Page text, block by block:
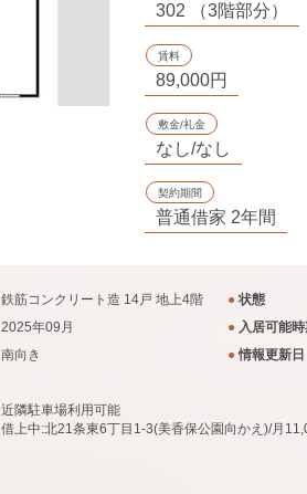
302 （3階部分）
賃料
89,000円
敷金/礼金
なし/なし
契約期間
普通借家 2年間
鉄筋コンクリート造 14戸 地上4階 ●状態
2025年09月 ● 入居可能時
南向き ●情報更新日
近隣駐車場利用可能
借上中:北21条東6丁目1-3(美香保公園向かえ)/月